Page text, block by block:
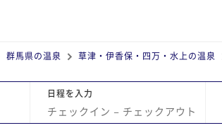
群馬県の温泉 草津・伊香保・四万・水上の温泉
日程を入力
チェックイン − チェックアウト